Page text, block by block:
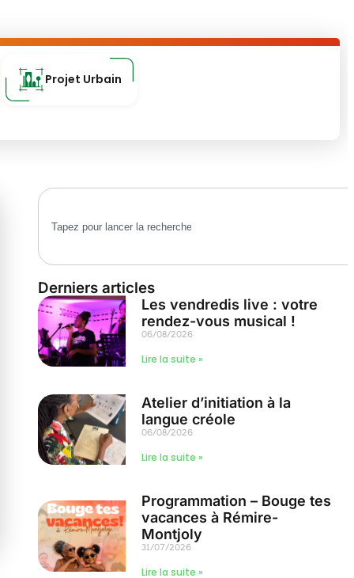
Projet Urbain
Derniers articles
Les vendredis live : votre
rendez-vous musical !
06/08/2026
Lire la suite »
Atelier d’initiation à la
langue créole
06/08/2026
Lire la suite »
Programmation – Bouge tes
vacances à Rémire-
Montjoly
31/07/2026
Lire la suite »